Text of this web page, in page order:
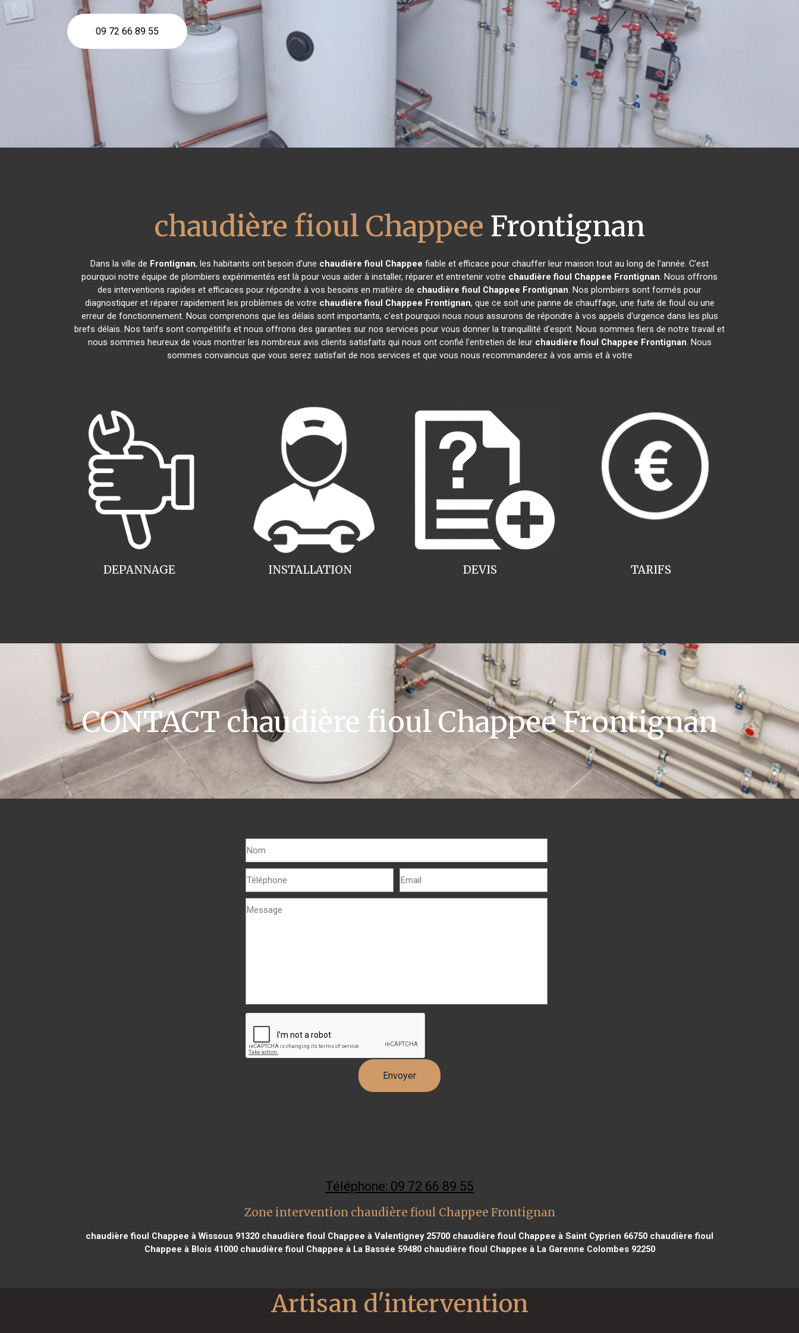
09 72 66 89 55
chaudière fioul Chappee Frontignan
Dans la ville de Frontignan, les habitants ont besoin d'une chaudière fioul Chappee fiable et efficace pour chauffer leur maison tout au long de l'année. C'est
pourquoi notre équipe de plombiers expérimentés est là pour vous aider à installer, réparer et entretenir votre chaudière fioul Chappee Frontignan. Nous offrons
des interventions rapides et efficaces pour répondre à vos besoins en matière de chaudière fioul Chappee Frontignan. Nos plombiers sont formés pour
diagnostiquer et réparer rapidement les problèmes de votre chaudière fioul Chappee Frontignan, que ce soit une panne de chauffage, une fuite de fioul ou une
erreur de fonctionnement. Nous comprenons que les délais sont importants, c'est pourquoi nous nous assurons de répondre à vos appels d'urgence dans les plus
brefs délais. Nos tarifs sont compétitifs et nous offrons des garanties sur nos services pour vous donner la tranquillité d'esprit. Nous sommes fiers de notre travail et
nous sommes heureux de vous montrer les nombreux avis clients satisfaits qui nous ont confié l'entretien de leur chaudière fioul Chappee Frontignan. Nous
sommes convaincus que vous serez satisfait de nos services et que vous nous recommanderez à vos amis et à votre
INSTALLATION
DEPANNAGE TARIFS
DEVIS
CONTACT chaudière fioul Chappee Frontignan
Téléphone: 09 72 66 89 55
Zone intervention chaudière fioul Chappee Frontignan
chaudière fioul Chappee à Wissous 91320 chaudière fioul Chappee à Valentigney 25700 chaudière fioul Chappee à Saint Cyprien 66750 chaudière fioul
Chappee à Blois 41000chaudière fioul Chappee à La Bassée 59480chaudière fioul Chappee à La Garenne Colombes 92250
Artisan d'intervention